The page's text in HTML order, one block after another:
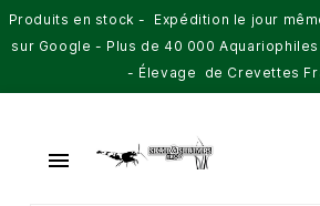
Produits en stock - Expédition le jour
sur Google - Plus de 40 000
- Élevage de Crevettes
